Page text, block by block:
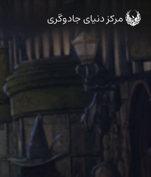
ورود
اصلی
مرکز دنیای جادوگری